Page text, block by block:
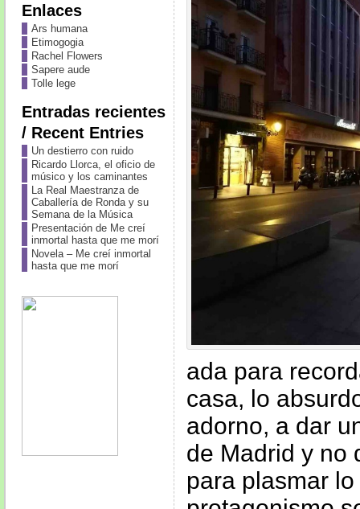
Enlaces
Ars humana
Etimogogia
Rachel Flowers
Sapere aude
Tolle lege
Entradas recientes
/ Recent Entries
Un destierro con ruido
Ricardo Llorca, el oficio de
músico y los caminantes
La Real Maestranza de
Caballería de Ronda y su
Semana de la Música
Presentación de Me creí
inmortal hasta que me morí
Novela – Me creí inmortal
hasta que me morí
ada para
casa, lo
adorno, a dar
de Madrid y no
para plasmar